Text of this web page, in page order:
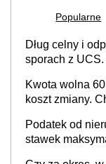
Popularne
Dług celny i
sporach z
Kwota wolna
koszt zmiany.
Podatek od
stawek